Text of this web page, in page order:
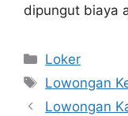
dipungut biaya
Kategori
Loker
Tag
Lowongan
Lowongan